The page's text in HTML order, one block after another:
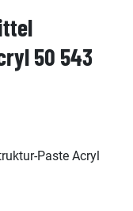
50 543
Paste Acryl